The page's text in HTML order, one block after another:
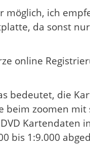
möglich, ich
da sonst
online
bedeutet, die
beim zoomen mit
Kartendaten
bis 1:9.000